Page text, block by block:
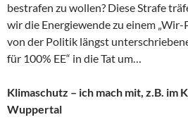
bestrafen zu wollen? Diese Strafe
wir die Energiewende zu einem
von der Politik längst
für 100% EE“ in die Tat um…
Klimaschutz – ich mach mit, z.B. im
Wuppertal